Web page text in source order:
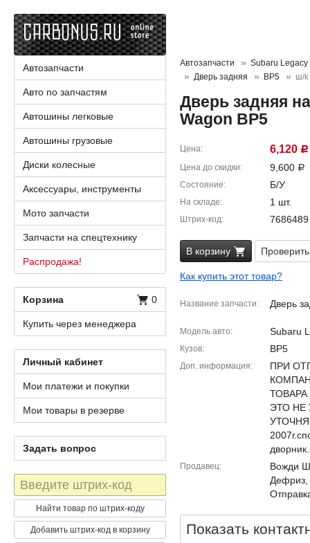
Автозапчасти
Subaru Legacy
Дверь задняя
BP5 ш/к
Дверь задняя
Wagon BP5
Цена 6,120 Р
Цена до скидки 9,600 Р
Состояние Б/У
На складе 1 шт.
Штрих-код 7686489
В корзину
Как купить этот товар?
Название запчасти Дверь
Модель авто Subaru
Кузов BP5
Доп. информация
ПРИ
ЭТО НЕ
Продавец
Вожди
Дефриз,
Показать
Автозапчасти
Авто по запчастям
Автошины легковые
Автошины грузовые
Диски колесные
Аксессуары, инструменты
Мото запчасти
Запчасти на спецтехнику
Распродажа!
Корзина 0
Купить через менеджера
Личный кабинет
Мои платежи и покупки
Мои товары в резерве
Задать вопрос
Штрих-
код
Найти товар по штрих-коду
Добавить штрих-код в корзину